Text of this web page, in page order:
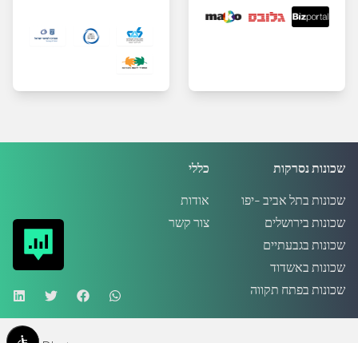
כללי
אודות
צור קשר
שכונות נסרקות
שכונות בתל אביב -יפו
שכונות בירושלים
שכונות בגבעתיים
שכונות באשדוד
שכונות בפתח תקווה